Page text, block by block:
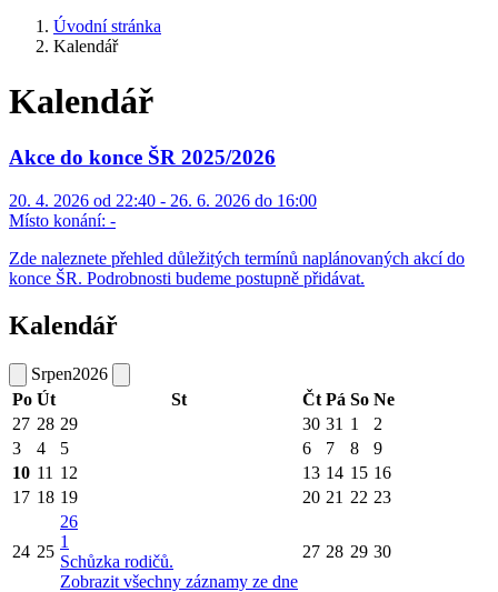
Úvodní stránka
Kalendář
Kalendář
Akce do konce ŠR 2025/2026
20. 4. 2026 od 22:40 - 26. 6. 2026 do 16:00
Místo konání: -
Zde naleznete přehled důležitých termínů naplánovaných akcí do
konce ŠR. Podrobnosti budeme postupně přidávat.
Kalendář
Srpen2026
Po Út St Čt Pá So Ne
27 28 29 30 31 1
2
3
4 5 6 7 8
9
10 11 12 13 14 15 16
17 18 19 20 21 22 23
24 25
26
1
Schůzka rodičů.
Zobrazit všechny záznamy ze dne
27 28 29 30